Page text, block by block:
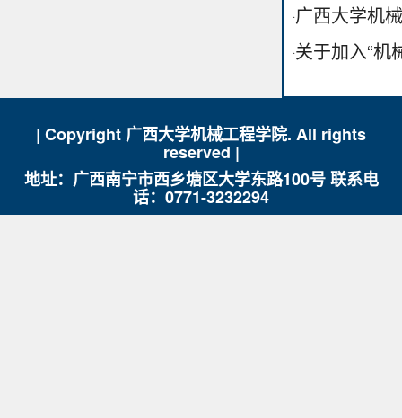
·广西大学机
·关于加入“机
| Copyright 广西大学机械工程学院. All rights
reserved |
地址：广西南宁市西乡塘区大学东路100号 联系电
话：0771-3232294